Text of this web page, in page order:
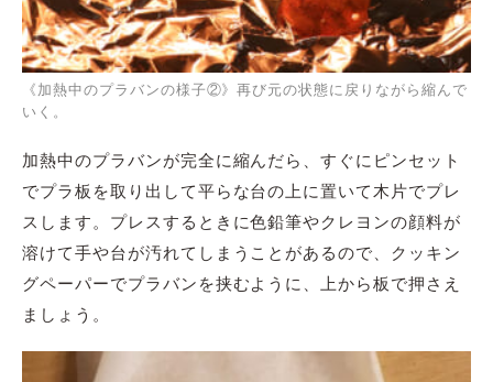
《加熱中のプラバンの様子②》再び元の状態に戻りながら縮んで
いく。
加熱中のプラバンが完全に縮んだら、すぐにピンセット
でプラ板を取り出して平らな台の上に置いて木片でプレ
スします。プレスするときに色鉛筆やクレヨンの顔料が
溶けて手や台が汚れてしまうことがあるので、クッキン
グペーパーでプラバンを挟むように、上から板で押さえ
ましょう。